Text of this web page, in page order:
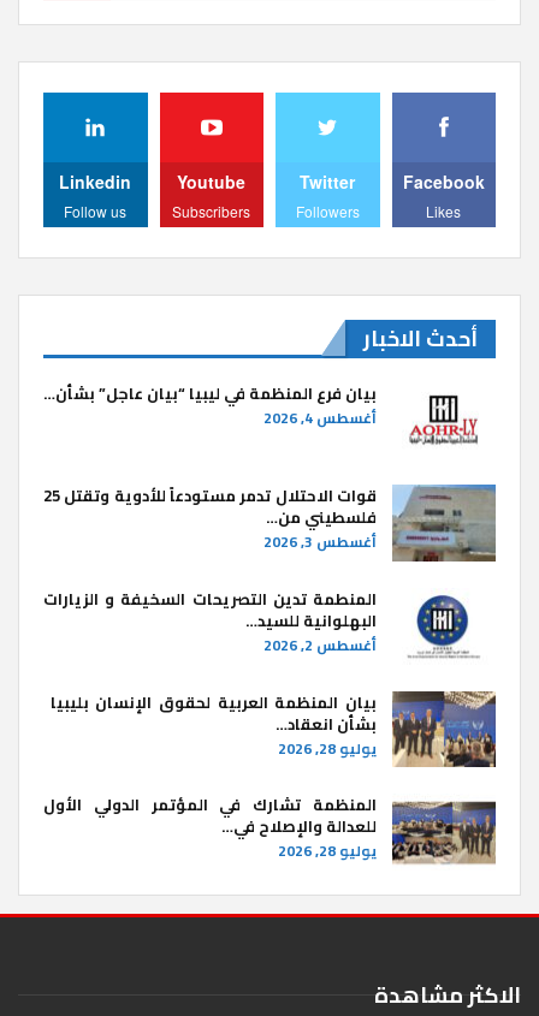
Facebook
Likes
Twitter
Followers
Youtube
Subscribers
Linkedin
Follow us
أحدث الاخبار
بيان فرع المنظمة في ليبيا “بيان عاجل” بشأن…
أغسطس 4, 2026
قوات الاحتلال تدمر مستودعاً للأدوية وتقتل 25
فلسطيني من…
أغسطس 3, 2026
المنطمة تدين التصريحات السخيفة و الزيارات
البهلوانية للسيد…
أغسطس 2, 2026
بيان المنظمة العربية لحقوق الإنسان بليبيا ​
بشأن انعقاد…
يوليو 28, 2026
المنظمة تشارك في المؤتمر الدولي الأول
للعدالة والإصلاح في…
يوليو 28, 2026
الاكثر مشاهدة